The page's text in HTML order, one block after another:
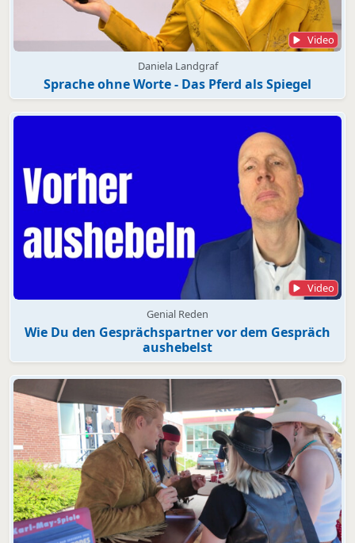
Video
Daniela Landgraf
Sprache ohne Worte - Das Pferd als Spiegel
Video
Genial Reden
Wie Du den Gesprächspartner vor dem Gespräch
aushebelst